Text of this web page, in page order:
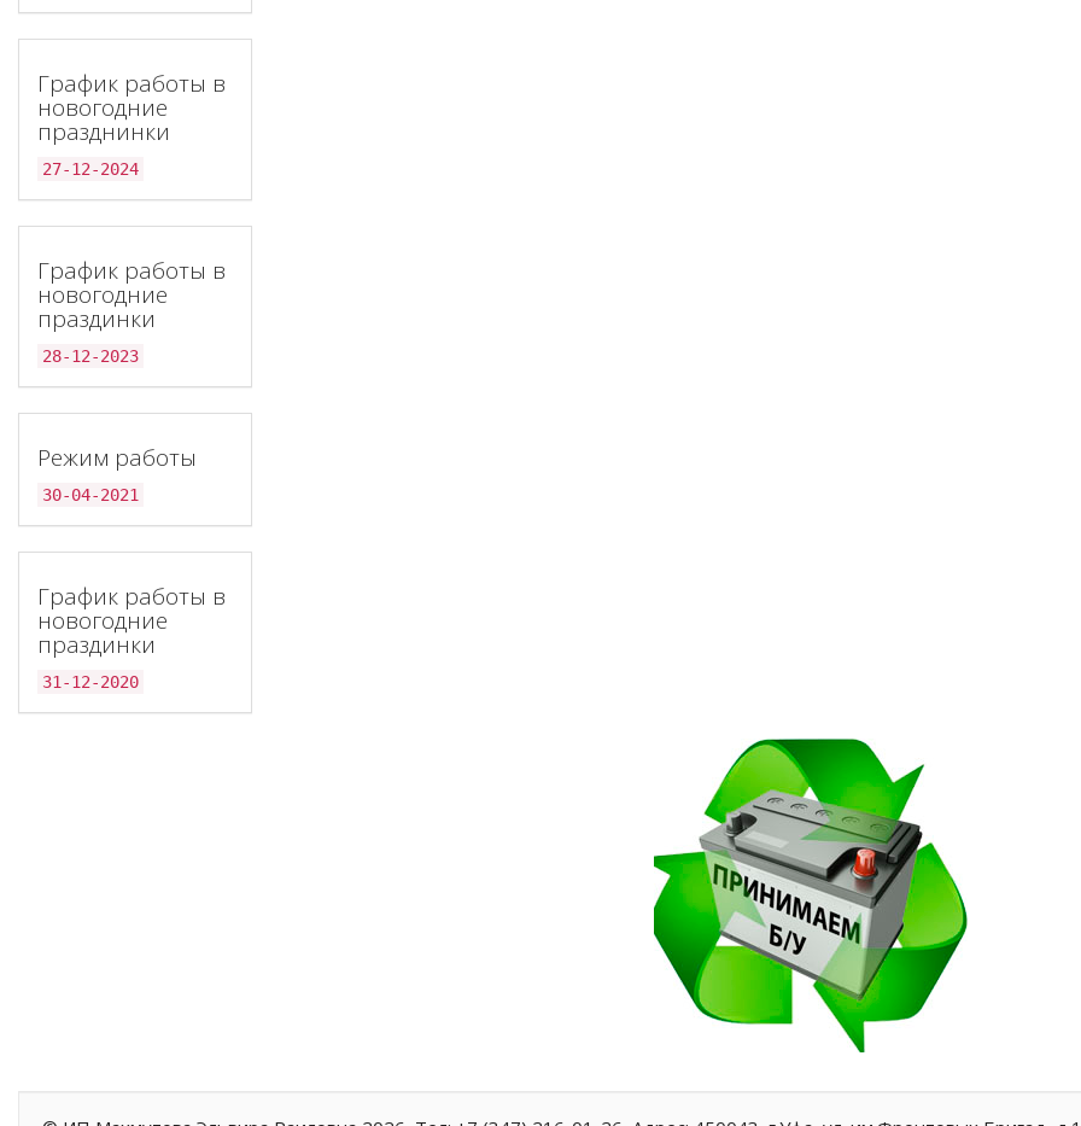
График работы в
новогодние
празднинки
27-12-2024
График работы в
новогодние
праздинки
28-12-2023
Режим работы
30-04-2021
График работы в
новогодние
праздинки
31-12-2020